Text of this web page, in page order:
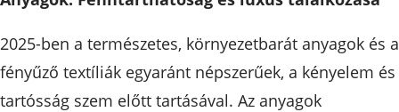
2025-ben a természetes, környezetbarát anyagok és a
fényűző textíliák egyaránt népszerűek, a kényelem és
tartósság szem előtt tartásával. Az anyagok